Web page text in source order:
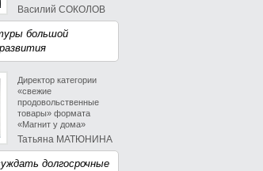
Василий СОКОЛОВ
большой
Директор категории
«свежие
продовольственные
товары» формата
«Магнит у дома»
Татьяна МАТЮНИНА
долгосрочные